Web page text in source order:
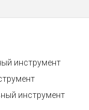
инструмент
инструмент